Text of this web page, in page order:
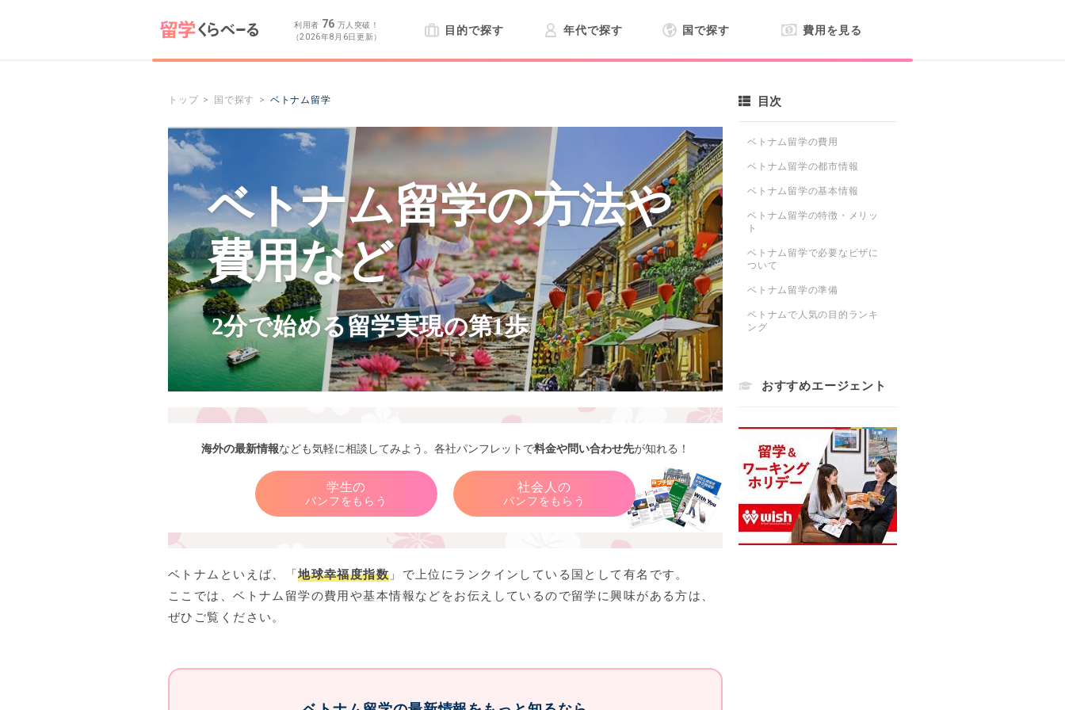
利用者 76 万人突破！
（2026年8月6日更新）
目的で探す 年代で探す 国で探す 費用を見る
トップ 国で探す ベトナム留学
ベトナム留学の方法や
費用など
2分で始める留学実現の第1歩
海外の最新情報なども気軽に相談してみよう。各社パンフレットで料金や問い合わせ先が知れる！
学生の
パンフをもらう
社会人の
パンフをもらう
ベトナムといえば、「地球幸福度指数 」で上位にランクインしている国として有名です。
ここでは、ベトナム留学の費用や基本情報などをお伝えしているので留学に興味がある方は、
ぜひご覧ください。
目次
ベトナム留学の費用
ベトナム留学の都市情報
ベトナム留学の基本情報
ベトナム留学の特徴・メリッ
ト
ベトナム留学で必要なビザに
ついて
ベトナム留学の準備
ベトナムで人気の目的ランキ
ング
おすすめエージェント